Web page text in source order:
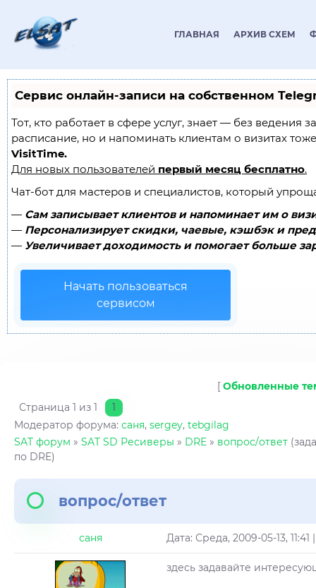
ГЛАВНАЯ АРХИВ СХЕМ
Сервис онлайн-записи на собственном
Тот, кто работает в сфере услуг, знает — без ведения
расписание, но и напоминать клиентам о визитах
VisitTime.
Для новых пользователей первый месяц бесплатно.
Чат-бот для мастеров и специалистов, который
— Сам записывает клиентов и напоминает им о
— Персонализирует скидки, чаевые, кэшбэк и
— Увеличивает доходимость и помогает больше
Начать пользоваться
сервисом
[ Обновленные
Страница 1 из 1
1
Модератор форума: саня, sergey, tebgilag
SAT форум » SAT SD Ресиверы » DRE » вопрос/ответ
по DRE)
вопрос/ответ
саня Дата: Среда, 2009-05-13,
здесь задавайте